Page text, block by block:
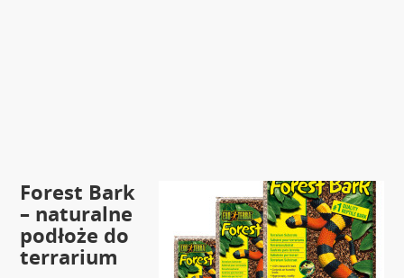
Forest Bark
– naturalne
podłoże do
terrarium